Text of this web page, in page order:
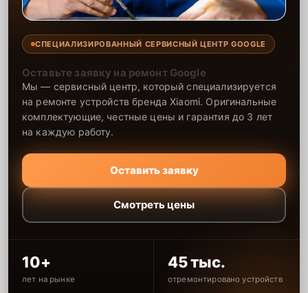
СПЕЦИАЛИЗИРОВАННЫЙ СЕРВИСНЫЙ ЦЕНТР GOOGLE
Оставьте заявку на ремонт Google
Мы — сервисный центр, который специализируется
на ремонте устройств бренда Xiaomi. Оригинальные
комплектующие, честные цены и гарантия до 3 лет
на каждую работу.
Оставить заявку
Смотреть цены
10+
лет на рынке
45 тыс.
отремонтировано устройств